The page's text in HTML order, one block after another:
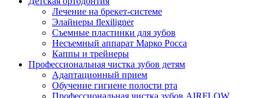
Лечение на брекет-системе
Элайнеры flexiligner
Съемные пластинки для зубов
Несъемный аппарат Марко Росса
Каппы и трейнеры
Профессиональная чистка зубов детям
Адаптационный прием
Обучение гигиене полости рта
Профессиональная чистка зубов AIRFLOW